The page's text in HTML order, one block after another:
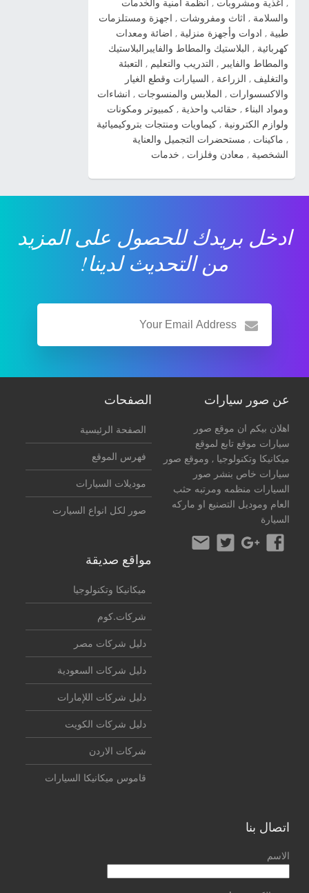
والسلامة , اثاث ومفروشات , اجهزة ومستلزمات
طبية , ادوات وأجهزة منزلية , اضائة ومعدات
كهربائية , البلاستيك والمطاط والفايبرالبلاستيك
والمطاط والفايبر , التدريب والتعليم , التعبئة
والتغليف , الزراعة , السيارات وقطع الغيار
والاكسسوارات , الملابس والمنسوجات , انشاءات
ومواد البناء , حقائب واحذية , كمبيوتر ومكونات
ولوازم الكترونية , كيماويات ومنتجات بتروكيميائية
, ماكينات , مستحضرات التجميل والعناية
الشخصية , معادن وفلزات , خدمات
ادخل بريدك للحصول على المزيد
من التحديث لدينا!
عن صور سيارات
اهلان بيكم ان موقع صور
سيارات موقع تابع لموقع
ميكانيكا وتكنولوجيا , وموقع صور
سيارات خاص بنشر صور
السيارات منظمه ومرتبه حثب
العام وموديل التصنيع او ماركه
السيارة
الصفحات
الصفحة الرئيسية
فهرس الموقع
موديلات السيارات
صور لكل انواع السيارت
مواقع صديقة
ميكانيكا وتكنولوجيا
شركات.كوم
دليل شركات مصر
دليل شركات السعودية
دليل شركات اللإمارات
دليل شركات الكويت
شركات الاردن
قاموس ميكانيكا السيارات
اتصال بنا
الاسم